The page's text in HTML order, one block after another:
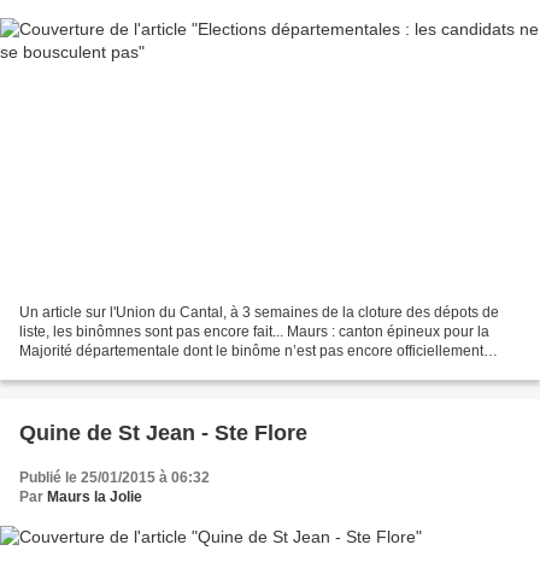
Un article sur l'Union du Cantal, à 3 semaines de la cloture des dépots de
liste, les binômnes sont pas encore fait... Maurs : canton épineux pour la
Majorité départementale dont le binôme n’est pas encore officiellement
Quine de St Jean - Ste Flore
Publié le 25/01/2015 à 06:32
Par Maurs la Jolie